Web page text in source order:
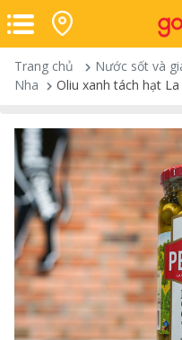
Trang chủ Nước sốt và
Nha
Oliu xanh tách hạt